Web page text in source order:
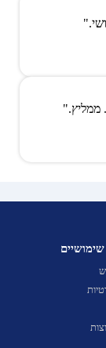
ממליץ."